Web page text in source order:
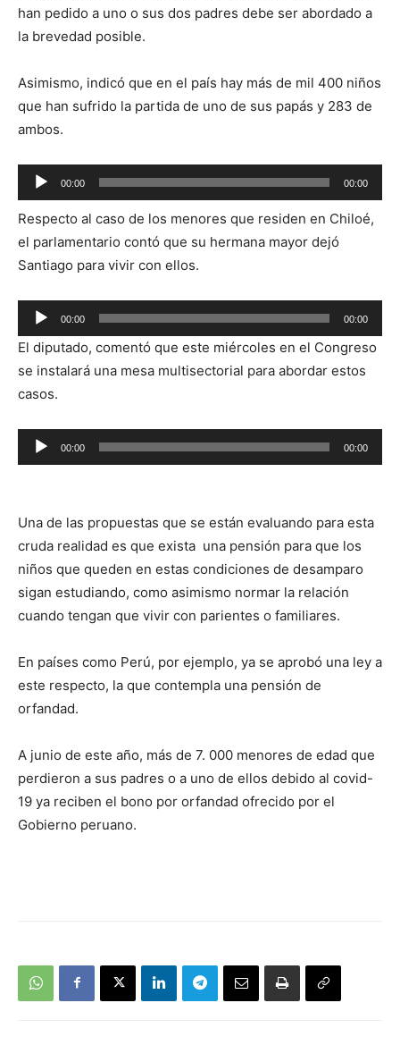
han pedido a uno o sus dos padres debe ser abordado a
la brevedad posible.
Asimismo, indicó que en el país hay más de mil 400 niños
que han sufrido la partida de uno de sus papás y 283 de
ambos.
Reproductor
de
audio
00:00 00:00
Respecto al caso de los menores que residen en Chiloé,
el parlamentario contó que su hermana mayor dejó
Santiago para vivir con ellos.
Reproductor
de
audio
00:00 00:00
El diputado, comentó que este miércoles en el Congreso
se instalará una mesa multisectorial para abordar estos
casos.
Reproductor
de
00:00 00:00
Una de las propuestas que se están evaluando para esta
cruda realidad es que exista una pensión para que los
niños que queden en estas condiciones de desamparo
sigan estudiando, como asimismo normar la relación
cuando tengan que vivir con parientes o familiares.
En países como Perú, por ejemplo, ya se aprobó una ley a
este respecto, la que contempla una pensión de
orfandad.
A junio de este año, más de 7. 000 menores de edad que
perdieron a sus padres o a uno de ellos debido al covid-
19 ya reciben el bono por orfandad ofrecido por el
Gobierno peruano.